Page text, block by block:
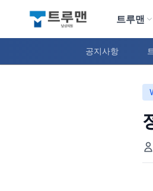
트루맨 남성의원
트루맨
공지사항